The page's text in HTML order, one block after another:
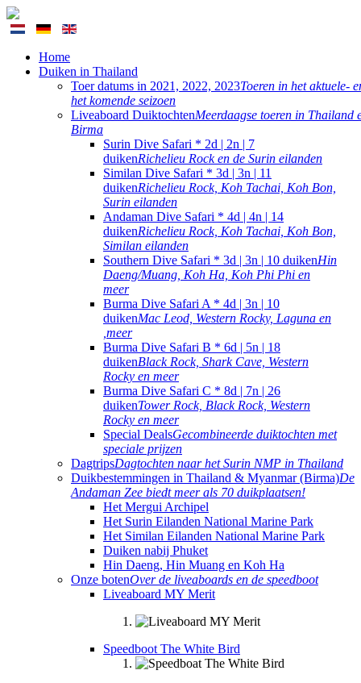
Home
Duiken in Thailand
Toer datums in 2021, 2022, 2023Toeren in het aktuele-
het komende seizoen
Liveaboard DuiktochtenMeerdaagse toeren in Thailand
Birma
Surin Dive Safari * 2d | 2n | 7
duikenRichelieu Rock en de Surin eilanden
Similan Dive Safari * 3d | 3n | 11
duikenRichelieu Rock, Koh Tachai, Koh Bon,
Surin eilanden
Andaman Dive Safari * 4d | 4n | 14
duikenRichelieu Rock, Koh Tachai, Koh Bon,
Similan eilanden
Southern Dive Safari * 3d | 3n | 10 duikenHin
Daeng/Muang, Koh Ha, Koh Phi Phi en
meer
Burma Dive Safari A * 4d | 3n | 10
duikenMac Leod, Western Rocky, Laguna en
,meer
Burma Dive Safari B * 6d | 5n | 18
duikenBlack Rock, Shark Cave, Western
Rocky en meer
Burma Dive Safari C * 8d | 7n | 26
duikenTower Rock, Black Rock, Western
Rocky en meer
Special DealsGecombineerde duiktochten met
speciale prijzen
DagtripsDagtochten naar het Surin NMP in Thailand
Duikbestemmingen in Thailand & Myanmar (Birma)De
Andaman Zee biedt meer als 70 duikplaatsen!
Het Mergui Archipel
Het Surin Eilanden National Marine Park
Het Similan Eilanden National Marine Park
Duiken nabij Phuket
Hin Daeng, Hin Muang en Koh Ha
Onze botenOver de liveaboards en de speedboot
Liveaboard MY Merit
Speedboot The White Bird